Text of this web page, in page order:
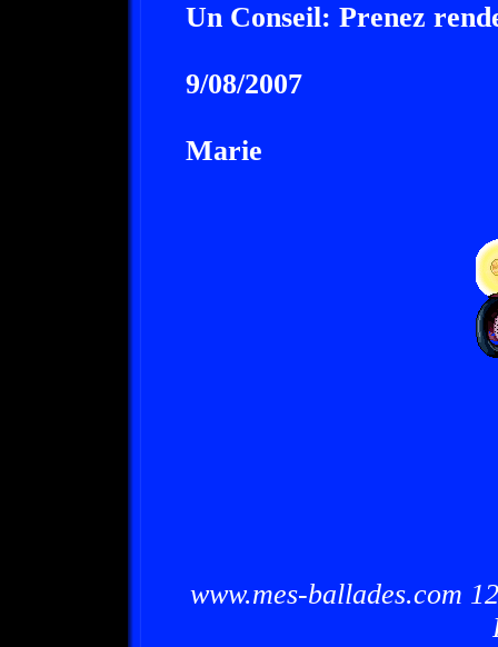
Un Conseil: Prenez
9/08/2007
Marie
www.mes-ballades.com